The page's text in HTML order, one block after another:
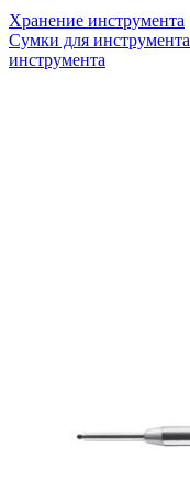
Хранение инструмента
Сумки для инструмента
инструмента